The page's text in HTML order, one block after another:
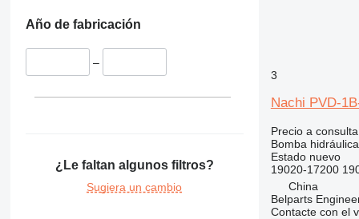
375
390
430
Año de fabricación
–
¿Le faltan algunos filtros?
Sugiera un cambio
3
Nachi PVD-
Precio a
Bomba hidráulica
Estadonuevo
19020-17200
China
Belparts
Contacte con el